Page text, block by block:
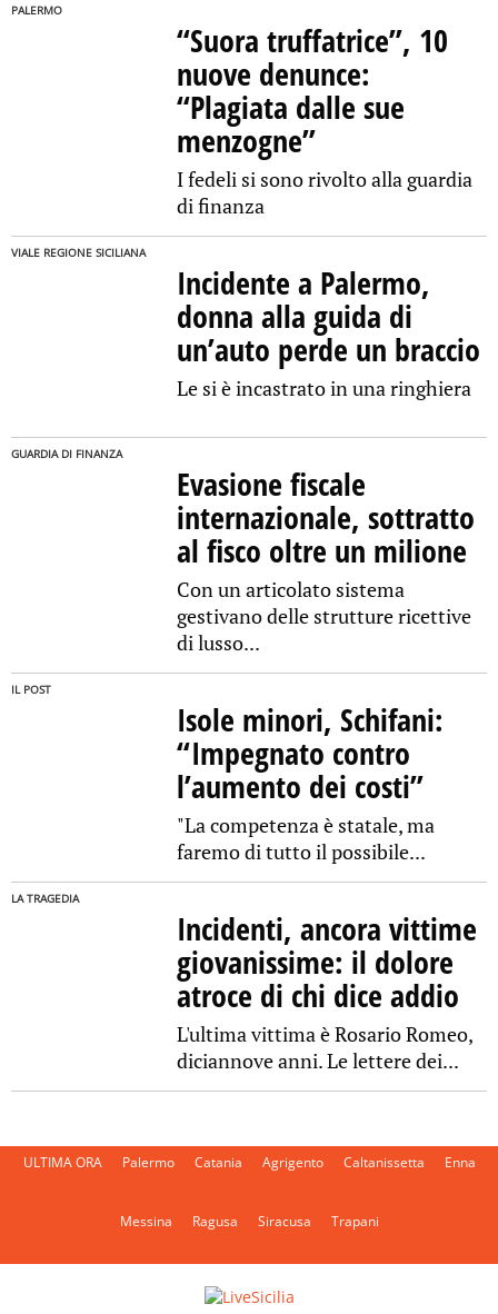
PALERMO
“Suora truffatrice”, 10
nuove denunce:
“Plagiata dalle sue
menzogne”
I fedeli si sono rivolto alla guardia
di finanza
VIALE REGIONE SICILIANA
Incidente a Palermo,
donna alla guida di
un’auto perde un braccio
Le si è incastrato in una ringhiera
GUARDIA DI FINANZA
Evasione fiscale
internazionale, sottratto
al fisco oltre un milione
Con un articolato sistema
gestivano delle strutture ricettive
di lusso...
IL POST
Isole minori, Schifani:
“Impegnato contro
l’aumento dei costi”
"La competenza è statale, ma
faremo di tutto il possibile...
LA TRAGEDIA
Incidenti, ancora vittime
giovanissime: il dolore
atroce di chi dice addio
L'ultima vittima è Rosario Romeo,
diciannove anni. Le lettere dei...
ULTIMA ORA Palermo Catania Agrigento Caltanissetta Enna
Messina Ragusa Siracusa Trapani